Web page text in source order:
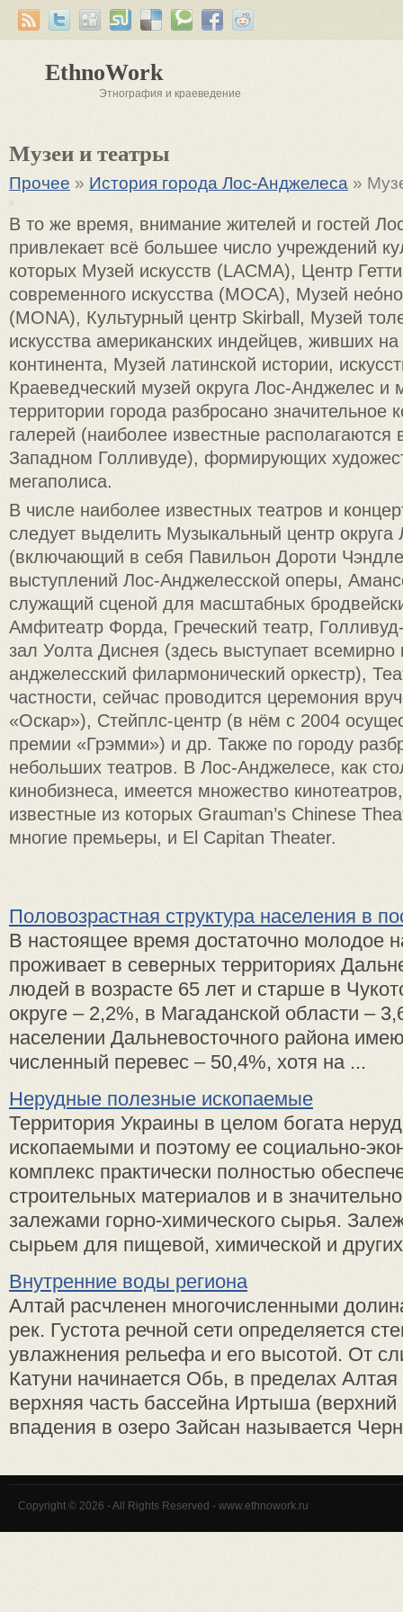
EthnoWork
Этнография и краеведение
Музеи и театры
Прочее » История города Лос-Анджелеса »
В то же время, внимание жителей и гостей
привлекает всё большее число учреждений
которых Музей искусств (LACMA), Центр
современного искусства (МОСА), Музей
(MONA), Культурный центр Skirball, Музей
искусства американских индейцев, живших
континента, Музей латинской истории,
Краеведческий музей округа Лос-Анджелес и
территории города разбросано значительное
галерей (наиболее известные
Западном Голливуде), формирующих
мегаполиса.
В числе наиболее известных театров и
следует выделить Музыкальный центр
(включающий в себя Павильон Дороти
выступлений Лос-Анджелесской оперы,
служащий сценой для масштабных
Амфитеатр Форда, Греческий театр,
зал Уолта Диснея (здесь выступает всемирно
анджелесский филармонический оркестр),
частности, сейчас проводится церемония
«Оскар»), Стейплс-центр (в нём с 2004
премии «Грэмми») и др. Также по городу
небольших театров. В Лос-Анджелесе, как
кинобизнеса, имеется множество
известные из которых Grauman’s Chinese
многие премьеры, и El Capitan Theater.
Половозрастная структура населения в
В настоящее время достаточно молодое
проживает в северных территориях
людей в возрасте 65 лет и старше в
округе – 2,2%, в Магаданской области –
населении Дальневосточного района
численный перевес – 50,4%, хотя на ...
Нерудные полезные ископаемые
Территория Украины в целом богата
ископаемыми и поэтому ее социально-
комплекс практически полностью
строительных материалов и в
залежами горно-химического сырья.
сырьем для пищевой, химической и
Внутренние воды региона
Алтай расчленен многочисленными
рек. Густота речной сети определяется
увлажнения рельефа и его высотой. От
Катуни начинается Обь, в пределах Алтая
верхняя часть бассейна Иртыша (верхний
впадения в озеро Зайсан называется
Copyright © 2026 - All Rights Reserved - www.ethnowork.ru